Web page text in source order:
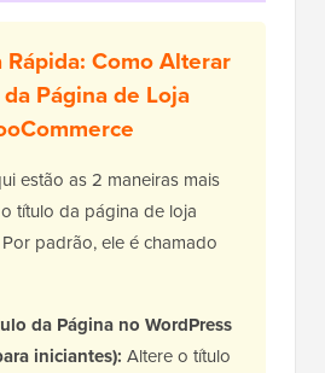
Rápida: Como Alterar
Página de Loja
estão as 2 maneiras mais
título da página de loja
padrão, ele é chamado
da Página no WordPress
iniciantes): Altere o título